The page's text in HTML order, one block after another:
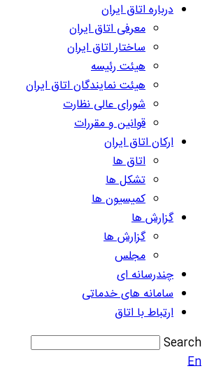
درباره اتاق ایران
معرفی اتاق ایران
ساختار اتاق ایران
هیئت رئیسه
هیئت نمایندگان اتاق ایران
شورای عالی نظارت
قوانین و مقررات
ارکان اتاق ایران
اتاق ها
تشکل ها
کمیسیون ها
گزارش ها
گزارش ها
مجلس
چندرسانه ای
سامانه های خدماتی
ارتباط با اتاق
Search
En